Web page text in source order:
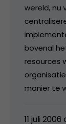
wereld, nu
bovenal
resources
manier te
11 juli 2006